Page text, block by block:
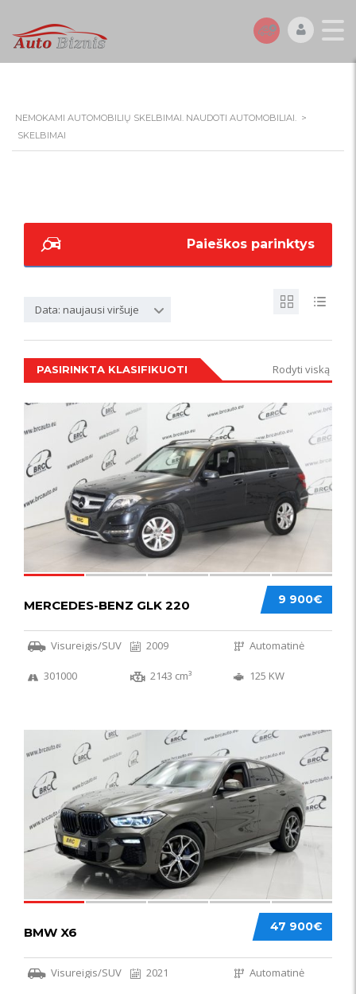
NEMOKAMI AUTOMOBILIŲ SKELBIMAI. NAUDOTI AUTOMOBILIAI. >
SKELBIMAI
Paieškos parinktys
Data: naujausi viršuje
PASIRINKTA KLASIFIKUOTI Rodyti viską
IŠSKIRTINIS
9 900€
MERCEDES-BENZ GLK 220
Visureigis/SUV 2009 Automatinė
301000 2143 cm³ 125 KW
58
47 900€
BMW X6
Visureigis/SUV 2021 Automatinė